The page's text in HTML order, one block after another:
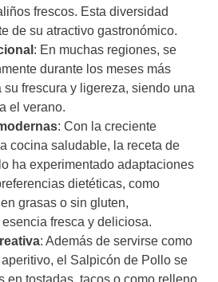
frescos. Esta diversidad
de su atractivo gastronómico.
: En muchas regiones, se
durante los meses más
frescura y ligereza, siendo una
el verano.
: Con la creciente
cocina saludable, la receta de
ha experimentado adaptaciones
dietéticas, como
grasas o sin gluten,
fresca y deliciosa.
: Además de servirse como
el Salpicón de Pollo se
en tostadas, tacos o como relleno